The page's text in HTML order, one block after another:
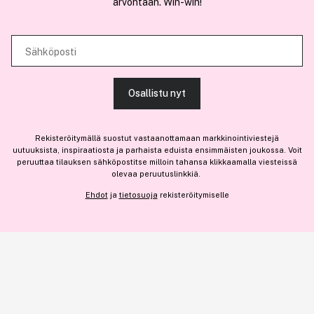
käytät sivustoamme. Kumppanimme voivat yhdistää näitä tietoja muihin
39,65 €
Jos haluat henkilökohtaista neuvoa ammattitason hiustuotteista,
arvontaan. Win-win!
Sähköposti
Osallistu nyt
Rekisteröitymällä suostut vastaanottamaan markkinointiviestejä
uutuuksista, inspiraatiosta ja parhaista eduista ensimmäisten joukossa. Voit
peruuttaa tilauksen sähköpostitse milloin tahansa klikkaamalla viesteissä
olevaa peruutuslinkkiä.
Ehdotja tietosuoja rekisteröitymiselle